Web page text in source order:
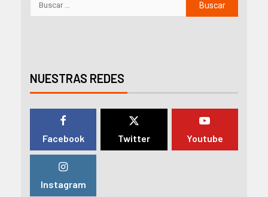
NUESTRAS REDES
Facebook Twitter Youtube
Instagram